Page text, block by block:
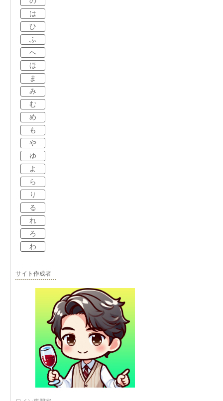
は
ひ
ふ
へ
ほ
ま
み
む
め
も
や
ゆ
よ
ら
り
る
れ
ろ
わ
サイト作成者